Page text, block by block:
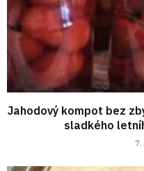
Jahodový kompot bez
sladkého